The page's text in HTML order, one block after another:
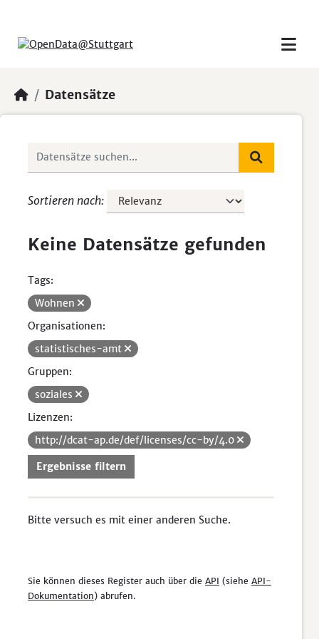
Datensätze
Sortieren nach
Keine Datensätze gefunden
Tags:
Wohnen
Organisationen:
statistisches-amt
Gruppen:
soziales
Lizenzen:
http://dcat-ap.de/def/licenses/cc-by/4.0
Ergebnisse filtern
Bitte versuch es mit einer anderen Suche.
Sie können dieses Register auch über die API (siehe API-
Dokumentation) abrufen.